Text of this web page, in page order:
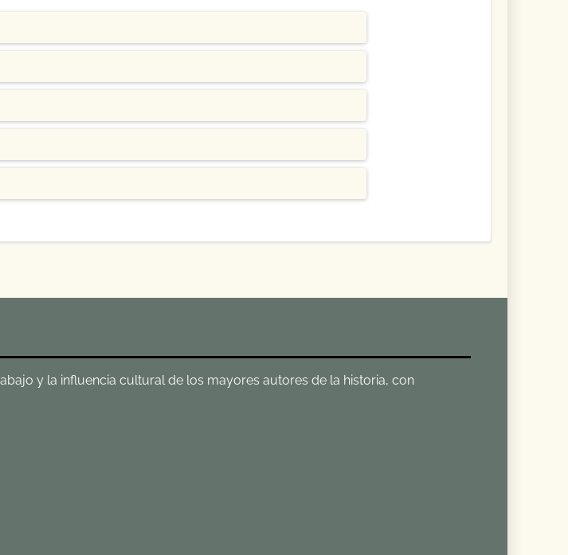
y la influencia cultural de los mayores autores de la historia, con